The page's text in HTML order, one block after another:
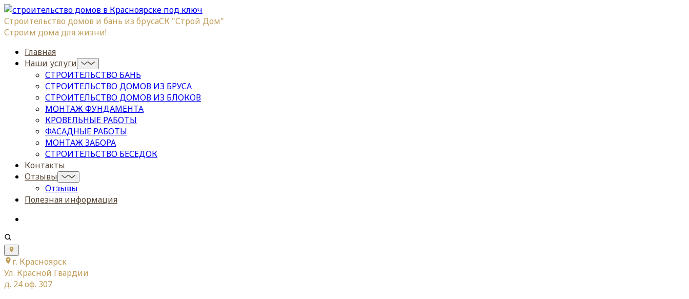
Строительство домов и бань из брусаСК "Строй Дом"
Строим дома для жизни!
Главная
Наши услуги
СТРОИТЕЛЬСТВО БАНЬ
СТРОИТЕЛЬСТВО ДОМОВ ИЗ БРУСА
СТРОИТЕЛЬСТВО ДОМОВ ИЗ БЛОКОВ
МОНТАЖ ФУНДАМЕНТА
КРОВЕЛЬНЫЕ РАБОТЫ
ФАСАДНЫЕ РАБОТЫ
МОНТАЖ ЗАБОРА
СТРОИТЕЛЬСТВО БЕСЕДОК
Контакты
Отзывы
Отзывы
Полезная информация
г. Красноярск
Ул. Красной Гвардии
д. 24 оф. 307